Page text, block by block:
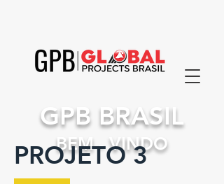
GPB BRASIL
BEM - VINDO
PROJETO 3